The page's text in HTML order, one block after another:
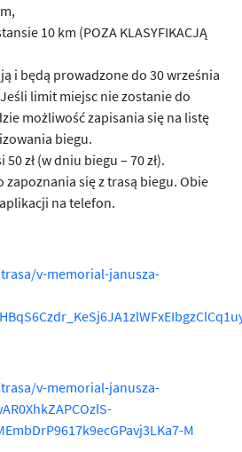
10 km (POZA KLASYFIKACJĄ
i będą prowadzone do 30 września
limit miejsc nie zostanie do
możliwość zapisania się na listę
biegu.
zł (w dniu biegu – 70 zł).
zapoznania się z trasą biegu. Obie
na telefon.
v-memorial-janusza-
v-memorial-janusza-
M